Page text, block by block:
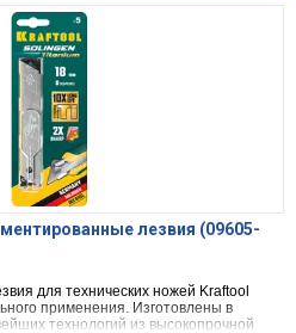
лезвия (09605-
для технических ножей Kraftool
применения. Изготовлены в
технологий из высокопрочной